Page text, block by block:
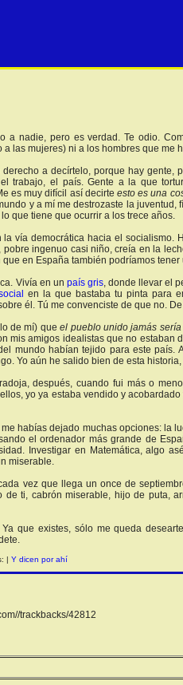
a nadie, pero es verdad. Te odio.
las mujeres) ni a los hombres que
a decírtelo, porque hay
trabajo, el país. Gente a la que
es muy difícil así decirte esto es una
y a mí me destrozaste la
que tiene que ocurrir a los trece años.
vía democrática hacia el
pobre ingenuo casi niño, creía en la
en España también podríamos
Vivía en un país gris, donde llevar el
en la que bastaba tu pinta para
él. Tú me convenciste de que no.
de mí) queel pueblo unido jamás
mis amigos idealistas que no
mundo habían tejido para este
Yo aún he salido bien de esta
después, cuando fui más o
yo ya estaba vendido y
habías dejado muchas opciones: la
el ordenador más grande de
Investigar en Matemática, algo
miserable.
vez que llega un once de
ti, cabrón miserable, hijo de puta,
que existes, sólo me queda
|Y dicen por ahí
trackbacks/42812